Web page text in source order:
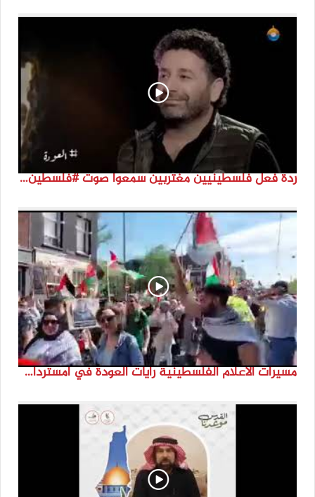
ردة فعل فلسطينيين مغتربين سمعوا صوت #فلسطين لأول مرة #نتماء2022 #القدس_موعدنا #النكبة74
مسيرات الاعلام الفلسطينية رايات العودة في امستردام #النكبة74 #انتماء2022 #القدس_موعدنا